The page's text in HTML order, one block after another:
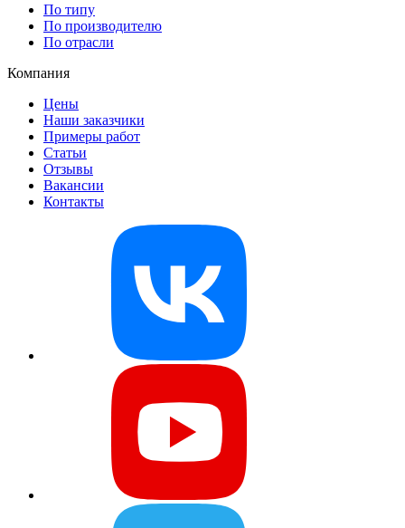
По типу
По производителю
По отрасли
Компания
Цены
Наши заказчики
Примеры работ
Статьи
Отзывы
Вакансии
Контакты